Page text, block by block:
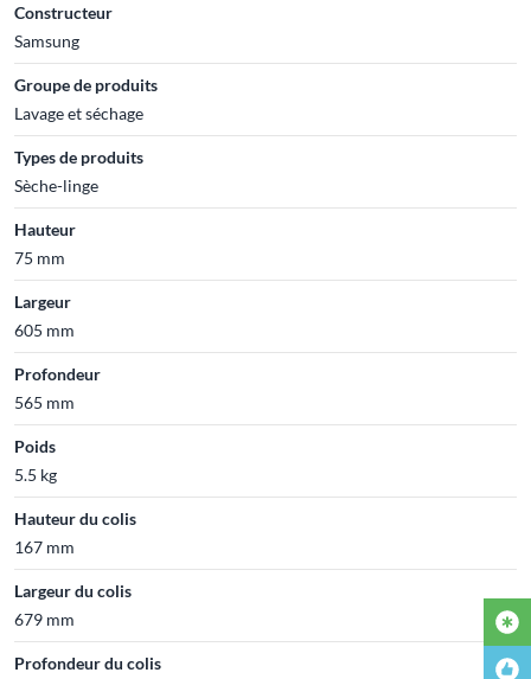
Constructeur
Samsung
Groupe de produits
Lavage et séchage
Types de produits
Sèche-linge
Hauteur
75 mm
Largeur
605 mm
Profondeur
565 mm
Poids
5.5 kg
Hauteur du colis
167 mm
Largeur du colis
679 mm
Profondeur du colis